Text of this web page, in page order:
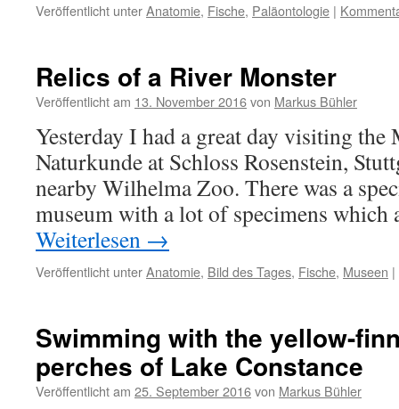
Veröffentlicht unterAnatomie, Fische, Paläontologie |
Relics of a River Monster
Veröffentlicht am 13. November 2016von Markus Bühler
Yesterday I had a great day visiting the
Naturkunde at Schloss Rosenstein,
nearby Wilhelma Zoo. There was a
museum with a lot of specimens
Weiterlesen →
Veröffentlicht unterAnatomie, Bild des Tages, Fische, Museen |
Swimming with the yellow-
perches of Lake Constance
Veröffentlicht am 25. September 2016von Markus Bühler